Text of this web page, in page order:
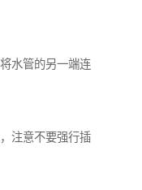
水管的另一端连
注意不要强行插